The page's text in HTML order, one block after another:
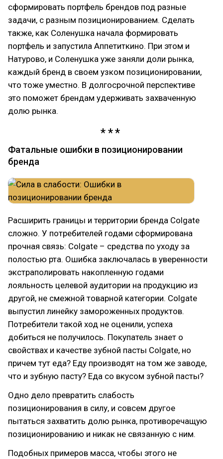
сформировать портфель брендов под разные
задачи, с разным позиционированием. Сделать
также, как Соленушка начала формировать
портфель и запустила Аппетиткино. При этом и
Натурово, и Соленушка уже заняли доли рынка,
каждый бренд в своем узком позиционировании,
что тоже уместно. В долгосрочной перспективе
это поможет брендам удерживать захваченную
долю рынка.
Фатальные ошибки в позиционировании
бренда
Расширить границы и территории бренда Colgate
сложно. У потребителей годами сформирована
прочная связь: Colgate – средства по уходу за
полостью рта. Ошибка заключалась в уверенности
экстраполировать накопленную годами
лояльность целевой аудитории на продукцию из
другой, не смежной товарной категории. Colgate
выпустил линейку замороженных продуктов.
Потребители такой ход не оценили, успеха
добиться не получилось. Покупатель знает о
свойствах и качестве зубной пасты Colgate, но
причем тут еда? Еду производят на том же заводе,
что и зубную пасту? Еда со вкусом зубной пасты?
Одно дело превратить слабость
позиционирования в силу, и совсем другое
пытаться захватить долю рынка, противоречащую
позиционированию и никак не связанную с ним.
Подобных примеров масса, чтобы этого не